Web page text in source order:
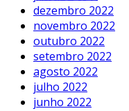
dezembro 2022
novembro 2022
outubro 2022
setembro 2022
agosto 2022
julho 2022
junho 2022